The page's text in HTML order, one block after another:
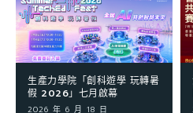
生產力學院「創科遊學 玩轉暑
假 2026」七月啟幕
2026 年 6 月 18 日